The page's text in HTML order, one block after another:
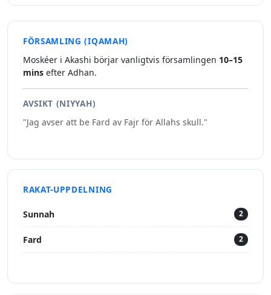
FÖRSAMLING (IQAMAH)
Moskéer i Akashi börjar vanligtvis församlingen 10–15
mins efter Adhan.
AVSIKT (NIYYAH)
"Jag avser att be Fard av Fajr för Allahs skull."
RAKAT-UPPDELNING
Sunnah 2
Fard 2